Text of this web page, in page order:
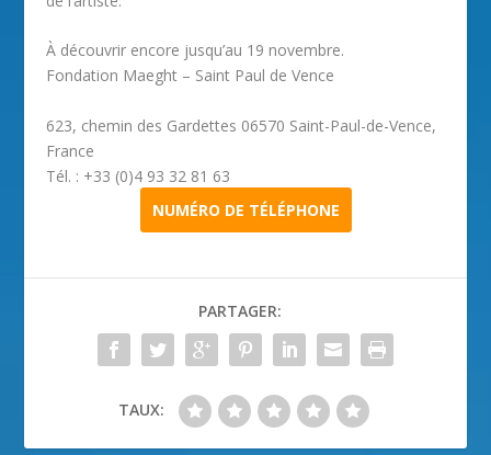
À découvrir encore jusqu’au 19 novembre.
Fondation Maeght – Saint Paul de Vence
623, chemin des Gardettes 06570 Saint-Paul-de-Vence,
France
Tél. : +33 (0)4 93 32 81 63
NUMÉRO DE TÉLÉPHONE
PARTAGER:
TAUX: